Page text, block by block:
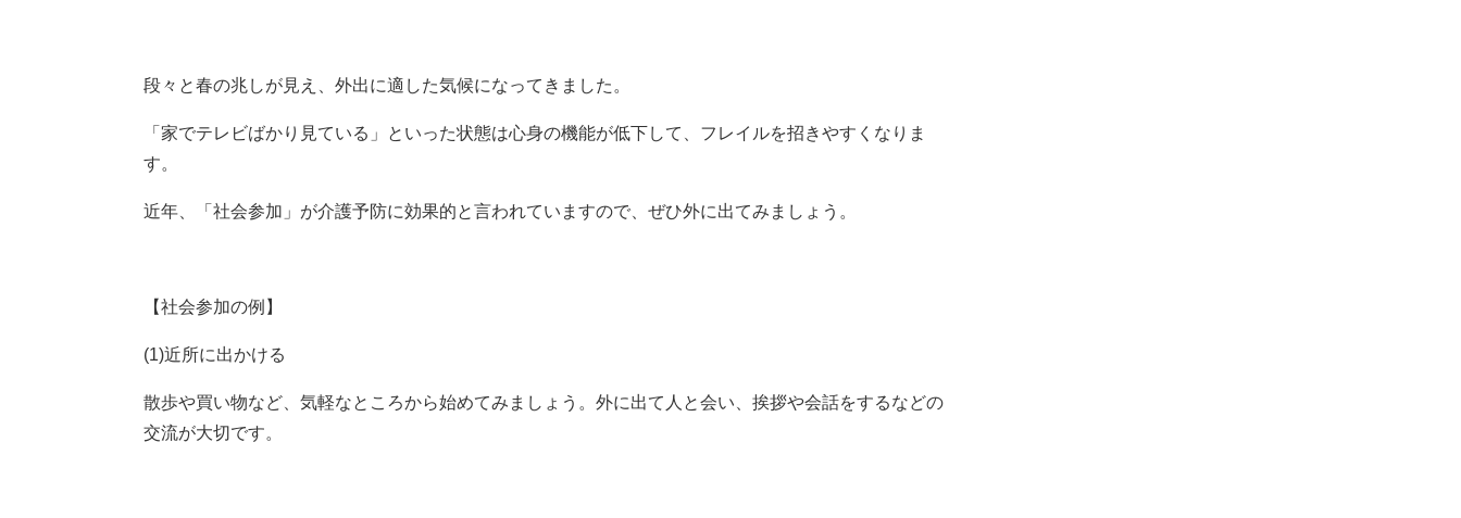
段々と春の兆しが見え、外出に適した気候になってきました。
「家でテレビばかり見ている」といった状態は心身の機能が低下して、フレイルを招きやすくなりま
す。
近年、「社会参加」が介護予防に効果的と言われていますので、ぜひ外に出てみましょう。
【社会参加の例】
(1)近所に出かける
散歩や買い物など、気軽なところから始めてみましょう。外に出て人と会い、挨拶や会話をするなどの
交流が大切です。